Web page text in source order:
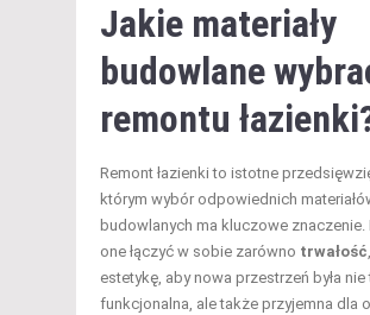
Jakie materiały
budowlane
remontu
Remont łazienki to istotne
którym wybór odpowiednich
budowlanych ma kluczowe znaczenie.
one łączyć w sobie zarówno trwałość
estetykę, aby nowa przestrzeń była nie
funkcjonalna, ale także przyjemna dla